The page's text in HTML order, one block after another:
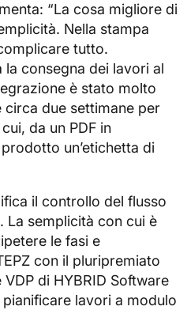
“La cosa migliore di
Nella stampa
tutto.
la consegna dei lavori al
è stato molto
circa due settimane per
da un PDF in
un’etichetta di
il controllo del flusso
La semplicità con cui è
le fasi e
con il pluripremiato
di HYBRID Software
lavori a modulo